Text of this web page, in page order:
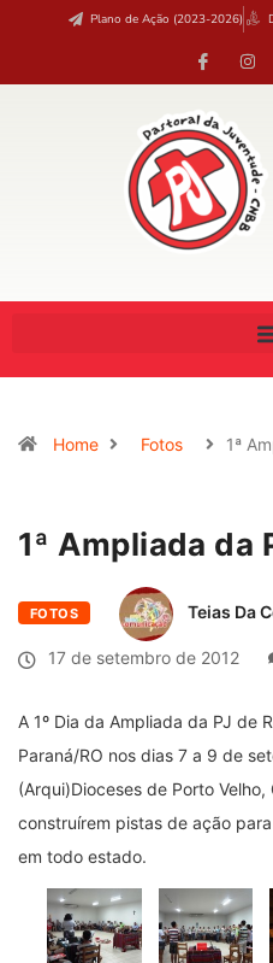
Plano de Ação (2023-2026)
Home Fotos 1ª
1ª Ampliada da
FOTOS Teias Da
17 de setembro de 2012
A 1º Dia da Ampliada da PJ de
Paraná/RO nos dias 7 a 9 de
(Arqui)Dioceses de Porto
construírem pistas de ação
em todo estado.